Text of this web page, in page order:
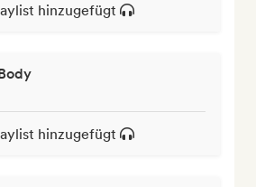
hinzugefügt
hinzugefügt